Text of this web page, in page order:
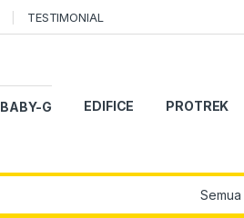
TESTIMONIAL
BABY-G EDIFICE PROTREK